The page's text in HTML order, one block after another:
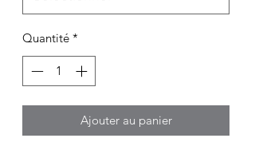
Quantité *
Ajouter au panier